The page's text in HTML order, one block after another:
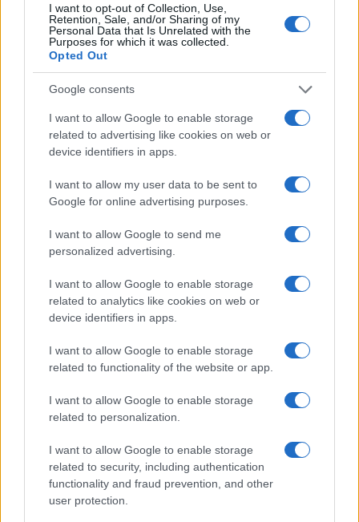
I want to opt-out of Collection, Use,
Retention, Sale, and/or Sharing of my
Personal Data that Is Unrelated with the
Purposes for which it was collected.
Opted Out
Google consents
I want to allow Google to enable storage
related to advertising like cookies on web or
device identifiers in apps.
I want to allow my user data to be sent to
Google for online advertising purposes.
I want to allow Google to send me
personalized advertising.
I want to allow Google to enable storage
related to analytics like cookies on web or
device identifiers in apps.
I want to allow Google to enable storage
related to functionality of the website or app.
I want to allow Google to enable storage
related to personalization.
I want to allow Google to enable storage
related to security, including authentication
functionality and fraud prevention, and other
user protection.
va avanti: “Sicilia, ci sono”
Jovanotti, Gabry Ponte e Alfa: Olbia ombelico del
mondo per una notte
Giorgia Meloni a La Maddalena, la vicesindaco:
“Orgoglio e discrezione per visita privata̶…
Incendio nella notte a Olbia, a fuoco due furgoni
NECROLOGIE
Mario Malu